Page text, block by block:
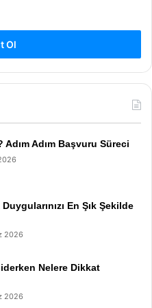
Ol
Adım Adım Başvuru Süreci
En Şık Şekilde
2026
Nelere Dikkat
2026